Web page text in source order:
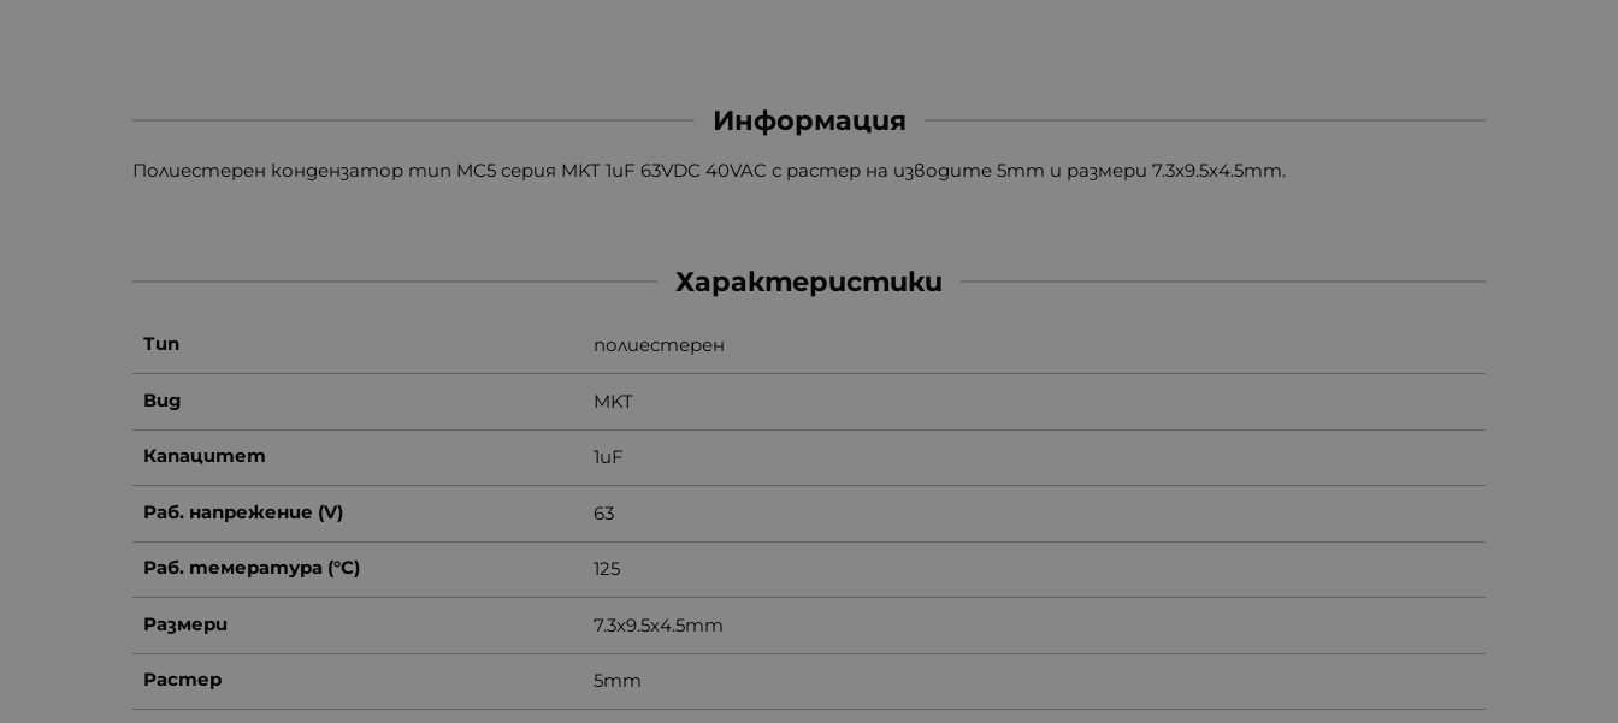
Информация
Полиестерен кондензатор тип MC5 серия MKT 1uF 63VDC 40VAC с растер на изводите 5mm и размери 7.3x9.5x4.5mm.
Характеристики
Тип полиестерен
Вид MKT
Капацитет 1uF
Раб. напрежение (V) 63
Раб. темература (°C) 125
Размери 7.3x9.5x4.5mm
Растер 5mm